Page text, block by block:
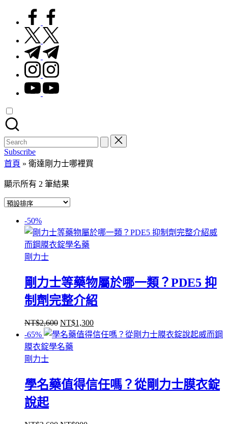
facebook.com
twitter.com
t.me
instagram.com
youtube.com
Search
for:
Subscribe
首頁 » 衛達剛力士哪裡買
顯示所有 2 筆結果
-50%
威
而鋼膜衣錠學名藥
剛力士
剛力士等藥物屬於哪一類？PDE5 抑
制劑完整介紹
NT$2,600 原
始
價
NT$1,300目
前
-65%
威而鋼
膜衣錠學名藥
剛力士
學名藥值得信任嗎？從剛力士膜衣錠
說起